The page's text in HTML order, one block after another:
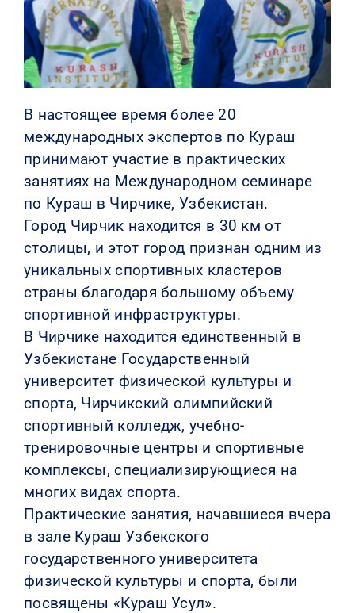
В настоящее время более 20
международных экспертов по Кураш
принимают участие в практических
занятиях на Международном семинаре
по Кураш в Чирчике, Узбекистан.
Город Чирчик находится в 30 км от
столицы, и этот город признан одним из
уникальных спортивных кластеров
страны благодаря большому объему
спортивной инфраструктуры.
В Чирчике находится единственный в
Узбекистане Государственный
университет физической культуры и
спорта, Чирчикский олимпийский
спортивный колледж, учебно-
тренировочные центры и спортивные
комплексы, специализирующиеся на
многих видах спорта.
Практические занятия, начавшиеся вчера
в зале Кураш Узбекского
государственного университета
физической культуры и спорта, были
посвящены «Кураш Усул».